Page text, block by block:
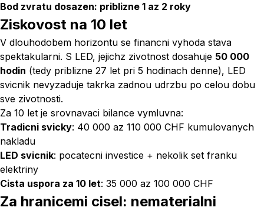
Bod zvratu dosazen: priblizne 1 az 2 roky
Ziskovost na 10 let
V dlouhodobem horizontu se financni vyhoda stava
spektakularni. S LED, jejichz zivotnost dosahuje 50 000
hodin (tedy priblizne 27 let pri 5 hodinach denne), LED
svicnik nevyzaduje takrka zadnou udrzbu po celou dobu
sve zivotnosti.
Za 10 let je srovnavaci bilance vymluvna:
Tradicni svicky: 40 000 az 110 000 CHF kumulovanych
nakladu
LED svicnik: pocatecni investice + nekolik set franku
elektriny
Cista uspora za 10 let: 35 000 az 100 000 CHF
Za hranicemi cisel: nematerialni